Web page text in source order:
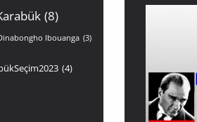
(8)
Ibouanga (3)
(4)